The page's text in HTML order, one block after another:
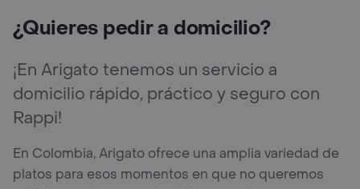
¿Quieres pedir a domicilio?
¡En Arigato tenemos un servicio a
domicilio rápido, práctico y seguro con
Rappi!
En Colombia, Arigato ofrece una amplia variedad de
platos para esos momentos en que no queremos